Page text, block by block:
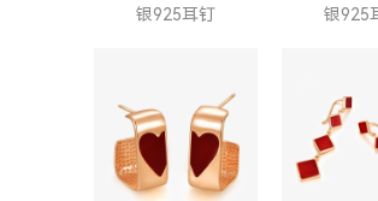
银925耳钉 银925